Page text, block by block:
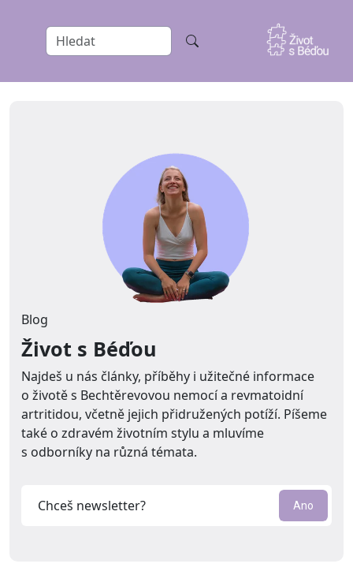
Blog
Život s Béďou
Najdeš u nás články, příběhy i užitečné informace
o životě s Bechtěrevovou nemocí a revmatoidní
artritidou, včetně jejich přidružených potíží. Píšeme
také o zdravém životním stylu a mluvíme
s odborníky na různá témata.
Ano